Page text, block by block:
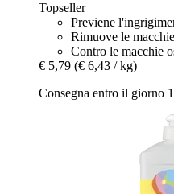
Topseller
Previene
Rimuove le
Contro le macchie
€ 5,79 (€ 6,43 / kg)
Consegna entro il giorno